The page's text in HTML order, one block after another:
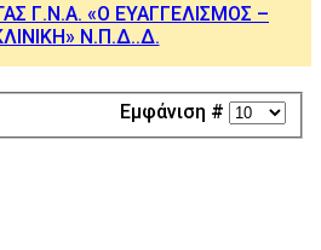
Γ.Ν.Α. «Ο ΕΥΑΓΓΕΛΙΣΜΟΣ –
Ν.Π.Δ..Δ.
Εμφάνιση #